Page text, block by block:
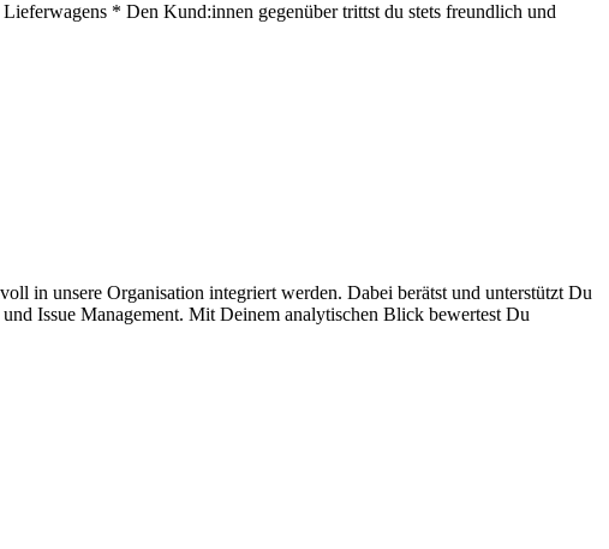
* Den Kund:innen gegenüber trittst du stets freundlich und
in unsere Organisation integriert werden. Dabei berätst und unterstützt Du
Issue Management. Mit Deinem analytischen Blick bewertest Du